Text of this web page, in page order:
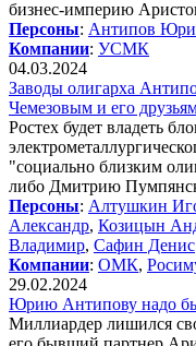
бизнес-империю
Персоны: Антипов
Компании: УСМК
04.03.2024
Заводы олигарха
Чемезовым и его
Ростех будет владеть
"социально близким
либо Дмитрию
Персоны: Алтушкин
Александр, Козицын
Владимир, Сафин Денис
Компании: ОМК,
29.02.2024
Юрию Антипову надо
Миллиардер лишился